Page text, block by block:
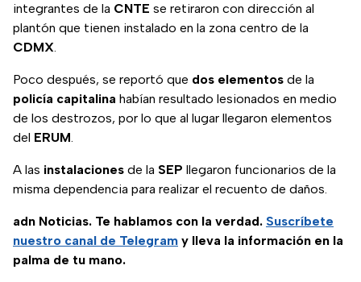
integrantes de la CNTE se retiraron con dirección al
plantón que tienen instalado en la zona centro de la
CDMX.
Poco después, se reportó que dos elementos de la
policía capitalina habían resultado lesionados en medio
de los destrozos, por lo que al lugar llegaron elementos
del ERUM.
A las instalaciones de la SEP llegaron funcionarios de la
misma dependencia para realizar el recuento de daños.
adn Noticias. Te hablamos con la verdad. Suscríbete
nuestro canal de Telegram y lleva la información en la
palma de tu mano.